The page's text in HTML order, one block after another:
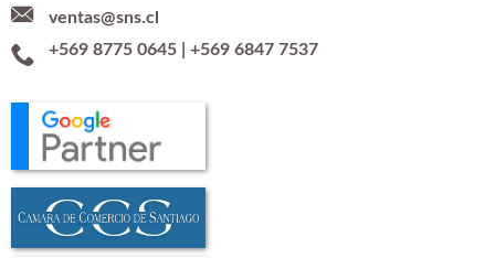
ventas@sns.cl
+569 8775 0645| +569 6847 7537